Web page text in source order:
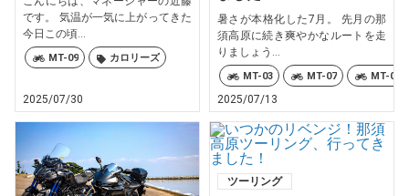
です。 気温が一気に上がってきた
今日この頃...
MT-09 カロリーズ
2025/07/30
暑さが本格化した7月。 先月の那
須高原に続き爽やかなルートを走
りましょう...
MT-03 MT-07 MT-07
2025/07/13
ツーリング